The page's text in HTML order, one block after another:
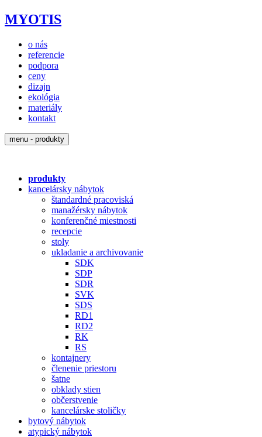
MYOTIS
o nás
referencie
podpora
ceny
dizajn
ekológia
materiály
kontakt
menu - produkty
produkty
kancelársky nábytok
štandardné pracoviská
manažérsky nábytok
konferenčné miestnosti
recepcie
stoly
ukladanie a archivovanie
SDK
SDP
SDR
SVK
SDS
RD1
RD2
RK
RS
kontajnery
členenie priestoru
šatne
obklady stien
občerstvenie
kancelárske stoličky
bytový nábytok
atypický nábytok